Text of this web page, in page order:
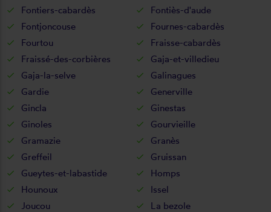
Fontiers-cabardès
Fontiès-d'aude
Fontjoncouse
Fournes-cabardès
Fourtou
Fraisse-cabardès
Fraissé-des-corbières
Gaja-et-villedieu
Gaja-la-selve
Galinagues
Gardie
Generville
Gincla
Ginestas
Ginoles
Gourvieille
Gramazie
Granès
Greffeil
Gruissan
Gueytes-et-labastide
Homps
Hounoux
Issel
Joucou
La bezole